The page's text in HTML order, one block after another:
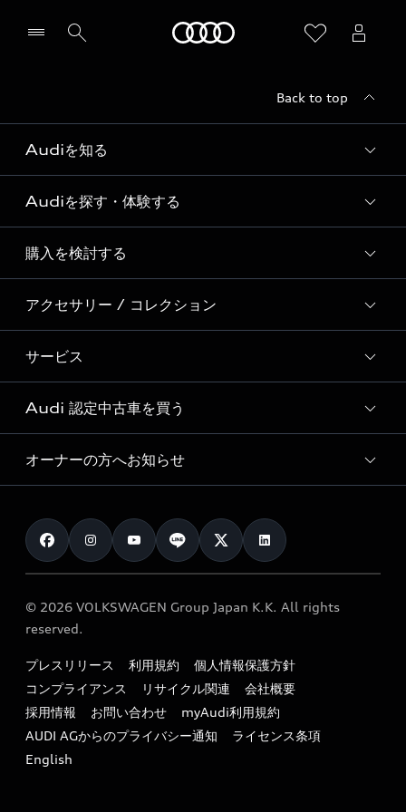
Back to top
Audiを知る
Audi ブランド
Story of Progress
Audi Sport
Formula 1®
デジタルサービス
Audiを探す・体験する
ディーラー検索
新車在庫検索
試乗車・展示車検索
見積り依頼
試乗予約
購入を検討する
モデル一覧
特別仕様モデル / 限定モデル
e-tronラインアップ
価格シミュレーション
車両比較
カタログ一覧
アクセサリー / コレクション
純正アクセサリー
オンラインショップ
Audi collection
アウディナビアプリ
サービス
サービス入庫予約
サービスプログラム
メンテナンス
車検 / 定期点検
e-tronアフターサポート
myAudi
Audi 認定中古車を買う
Audi認定中古車
クオリティ
保証
メンテナンス
ファイナンス
キャンペーン / イベント
買取査定
オーナーの方へお知らせ
お知らせ
オーナー様向けキャンペーン
特定整備適用車一覧
リサイクル法
よくある質問（FAQ）
© 2026 VOLKSWAGEN Group Japan K.K. All rights
reserved.
プレスリリース 利用規約
個人情報保護方針
コンプライアンス
リサイクル関連
会社概要
採用情報
お問い合わせ
myAudi利用規約
AUDI AGからのプライバシー通知
ライセンス条項
English